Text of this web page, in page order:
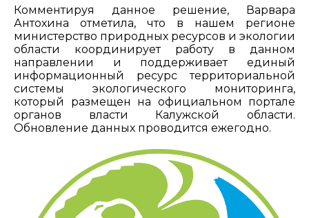
Комментируя данное решение, Варвара
Антохина отметила, что в нашем регионе
министерство природных ресурсов и экологии
области координирует работу в данном
направлении и поддерживает единый
информационный ресурс территориальной
системы экологического мониторинга,
который размещен на официальном портале
органов власти Калужской области.
Обновление данных проводится ежегодно.